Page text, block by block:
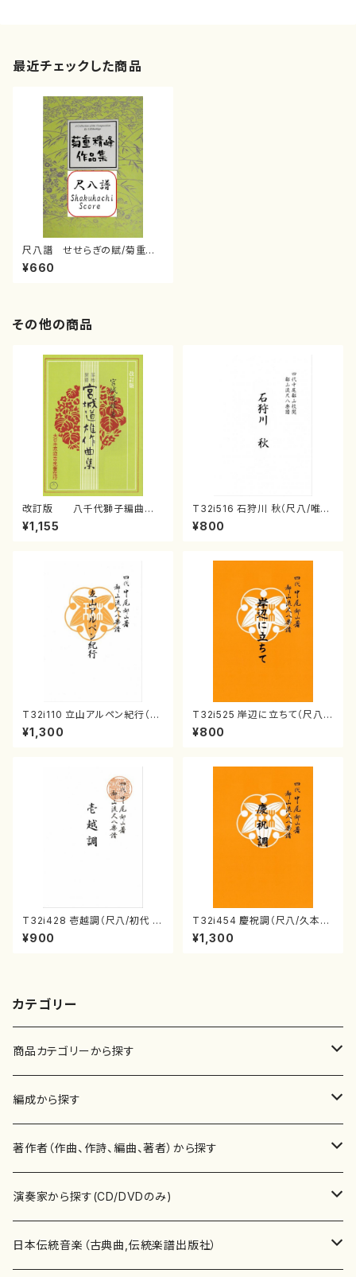
最近チェックした商品
尺八譜 せせらぎの賦/菊重
精峰/楽譜）
¥660
その他の商品
改訂版 八千代獅子編曲
（編曲八千代獅子）(/宮城道
雄/楽譜）
¥1,155
T32i516 石狩川 秋（尺八/唯是
震一/楽譜）都山no:2225
¥800
T32i110 立山アルペン紀行（尺
八/初代 石垣征山/尺八/都山式
譜）都山流公刊楽譜曲番:559
¥1,300
T32i525 岸辺に立ちて（尺八/
初代 中村双葉/楽譜）都山流公
刊楽譜曲番:2234
¥800
T32i428 壱越調（尺八/初代 中
村双葉/楽譜）都山流公刊楽譜曲
番:2133
¥900
T32i454 慶祝調（尺八/久本玄
智/楽譜）都山流公刊楽譜曲番:2
161
¥1,300
カテゴリー
商品カテゴリーから探す
楽譜
書籍
書籍
テキストブック
CD・DVD
チケット
編成から探す
邦楽器
箏・琴（ソロ）
箏・琴（合奏）
合唱
混声合唱
歌・声
著作者（作曲、作詩、編曲、著者）から探す
あ行
青木省三(アオキ ショウゾウ)
か行
演奏家から探す(CD/DVDのみ)
邦楽（箏、三味線、尺八等）演奏家
日本伝統音楽（古典曲,伝統楽譜出版社）